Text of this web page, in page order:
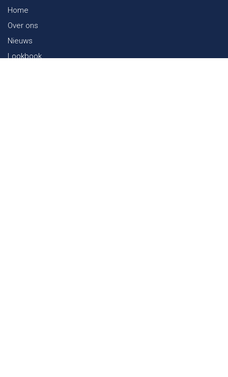
Home
Over ons
Nieuws
Lookbook